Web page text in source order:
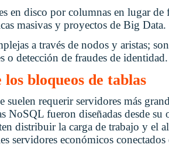
en disco por columnas en lugar de
masivas y proyectos de Big Data.
a través de nodos y aristas;
o detección de fraudes de identidad.
bloqueos de tablas
suelen requerir servidores más
NoSQL fueron diseñadas desde su
distribuir la carga de trabajo y el
servidores económicos conectados